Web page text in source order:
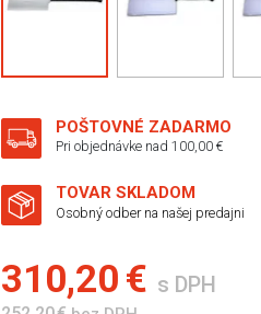
POŠTOVNÉ ZADARMO
Pri objednávke nad 100,00 €
TOVAR SKLADOM
Osobný odber na našej predajni
310,20 € s DPH